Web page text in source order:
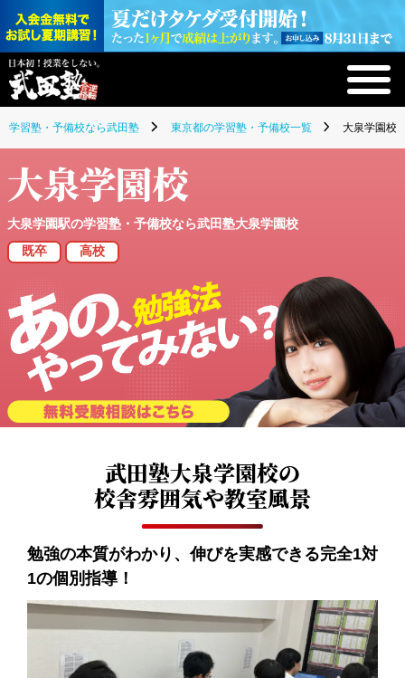
学習塾・予備校なら武田塾 東京都の学習塾・予備校一覧 大泉学園校(
大泉学園校
大泉学園駅の学習塾・予備校なら武田塾大泉学園校
既卒 高校
武田塾大泉学園校の
校舎雰囲気や教室風景
【精鋭の講師陣】難関大に合格した元塾生が多
い大泉学園校、合格まで徹底的に伴走します！